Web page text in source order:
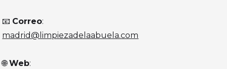
📧 Correo:
madrid@limpiezadelaabuela.com
🌐Web: